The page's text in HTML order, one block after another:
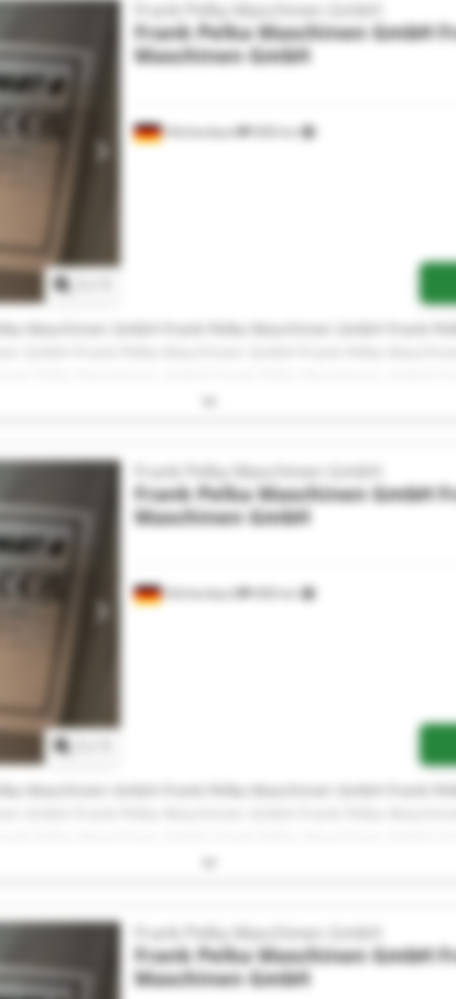
Hilchenbach
Frank Pelka Maschinen GmbH
Frank Pelka Maschinen GmbH
Maschinen GmbH
Maschinen GmbH Frank Pelka Maschinen GmbH Frank
GmbH Frank Pelka Maschinen GmbH Frank Pelka
Hilchenbach 608 km
Frank Pelka Maschinen GmbH
Frank Pelka Maschinen GmbH
Maschinen GmbH
Maschinen GmbH Frank Pelka Maschinen GmbH Frank
GmbH Frank Pelka Maschinen GmbH Frank Pelka
Frank Pelka Maschinen GmbH
Frank Pelka Maschinen GmbH
Maschinen GmbH